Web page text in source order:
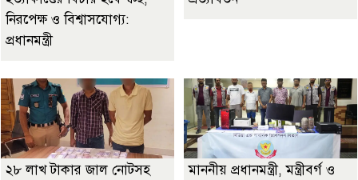
নিরপেক্ষ ও বিশ্বাসযোগ্য:
প্রধানমন্ত্রী
২৮ লাখ টাকার জাল নোটসহ
মাননীয় প্রধানমন্ত্রী, মন্ত্রীবর্গ ও